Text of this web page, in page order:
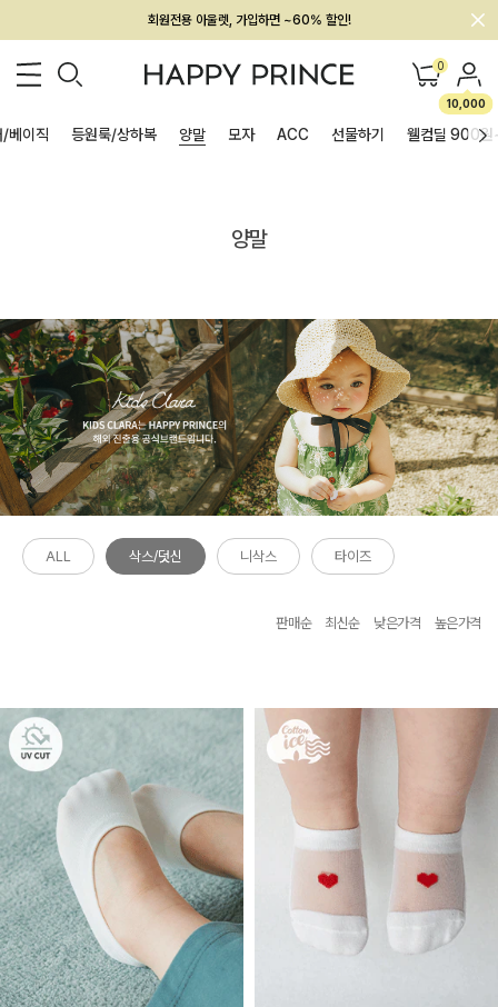
회원전용 아울렛, 가입하면 ~60% 할인!
멤버십 최대 28,000원 혜택 0
10,000
/베이직 등원룩/상하복 양말 모자 ACC 선물하기 웰컴딜 900원
양말
ALL 삭스/덧신 니삭스 타이즈
판매순 최신순 낮은가격 높은가격